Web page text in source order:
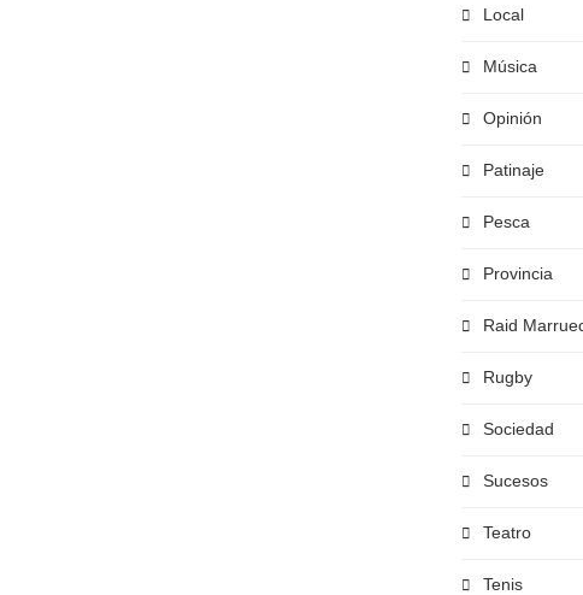
Local
Música
Opinión
Patinaje
Pesca
Provincia
Raid
Rugby
Sociedad
Sucesos
Teatro
Tenis